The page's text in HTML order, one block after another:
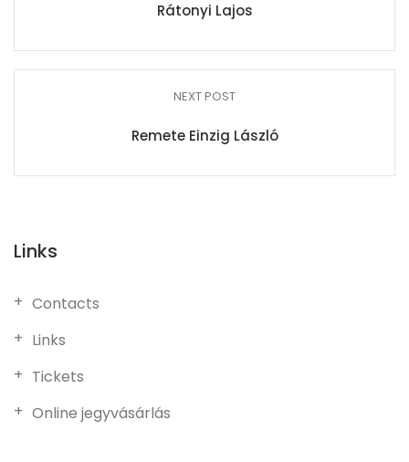
Rátonyi Lajos
NEXT POST
Remete Einzig László
Links
Contacts
Links
Tickets
Online jegyvásárlás